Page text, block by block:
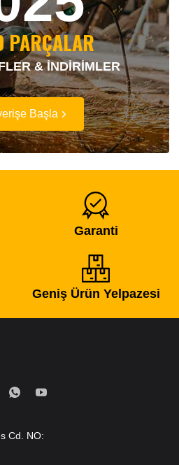
PARÇALAR
& İNDİRİMLER
Başla
Garanti
Geniş Ürün Yelpazesi
Cd. NO: